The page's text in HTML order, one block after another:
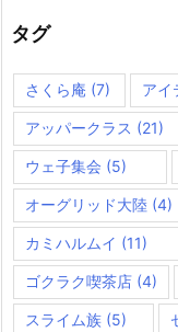
ー
タグ
さくら庵 (7) アイ
アッパークラス (21)
ウェ子集会 (5)
オーグリッド大陸 (4)
カミハルムイ (11)
ゴクラク喫茶店 (4)
スライム族 (5)